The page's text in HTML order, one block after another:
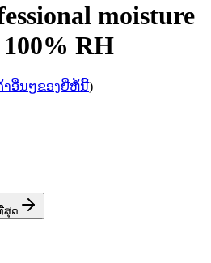
moisture
RH
າອື່ນໆຂອງຍີ່ຫໍ້ນີ້)
ສຸດ